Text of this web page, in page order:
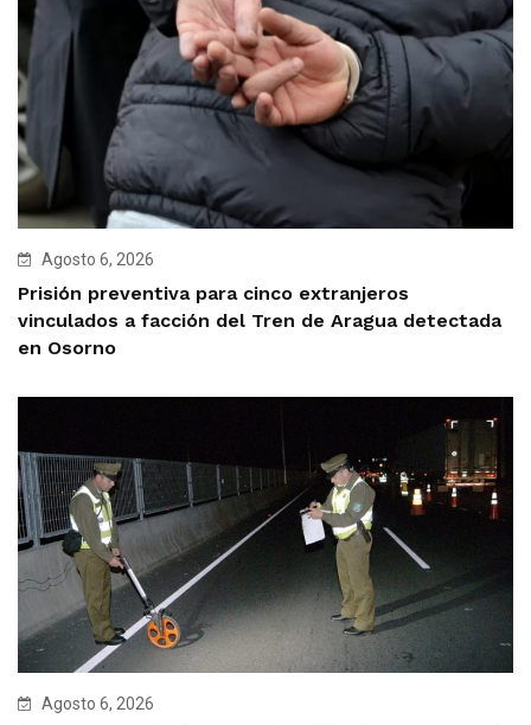
Agosto 6, 2026
Prisión preventiva para cinco extranjeros
vinculados a facción del Tren de Aragua detectada
en Osorno
Agosto 6, 2026